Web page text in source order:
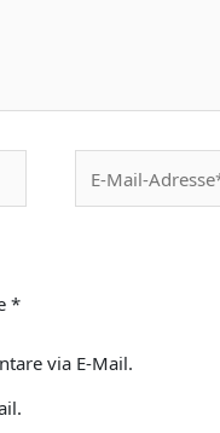
Mail-
*
via E-Mail.